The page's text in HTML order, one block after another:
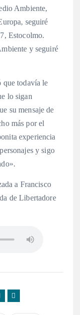
Ambiente,
seguiré
Estocolmo.
y seguiré
que todavía le
lo sigan
su mensaje de
más por el
experiencia
y sigo
a Francisco
de Libertadore